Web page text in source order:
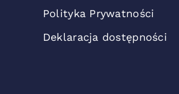
Polityka Prywatności
Deklaracja dostępności